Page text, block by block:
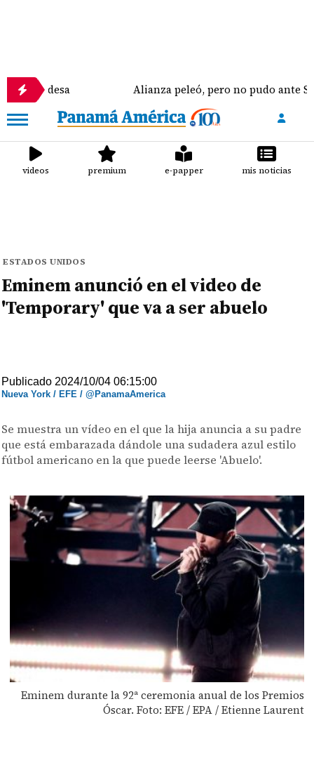
Alianza peleó, pero no pudo ante Saprissa
videos premium e-papper mis noticias
ESTADOS UNIDOS
Eminem anunció en el video de
'Temporary' que va a ser abuelo
Publicado 2024/10/04 06:15:00
Nueva York / EFE / @PanamaAmerica
Se muestra un vídeo en el que la hija anuncia a su padre
que está embarazada dándole una sudadera azul estilo
fútbol americano en la que puede leerse 'Abuelo'.
Eminem durante la 92ª ceremonia anual de los Premios
Óscar. Foto: EFE / EPA / Etienne Laurent